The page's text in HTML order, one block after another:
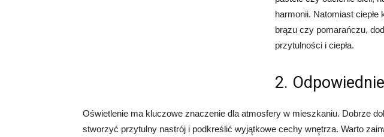
harmonii. Natomiast ciepłe
brązu czy pomarańczu,
przytulności i ciepła.
2.
Oświetlenie ma kluczowe znaczenie dla atmosfery w mieszkaniu. Dobrze
stworzyć przytulny nastrój i podkreślić wyjątkowe cechy wnętrza. Warto